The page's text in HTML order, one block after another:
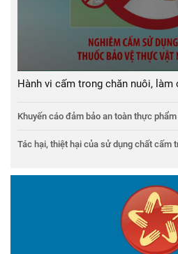
Hành vi cấm trong chăn nuôi,
Khuyến cáo đảm bảo an toàn thực
Tác hại, thiệt hại của sử dụng chất cấm